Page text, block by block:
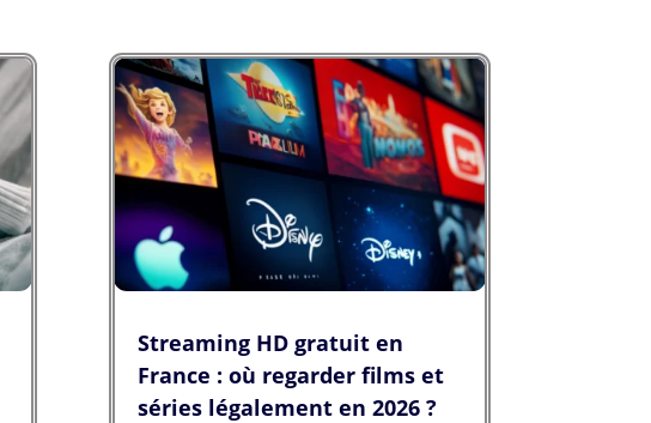
plus à quelques...
Streaming HD gratuit en
France : où regarder films et
séries légalement en 2026 ?